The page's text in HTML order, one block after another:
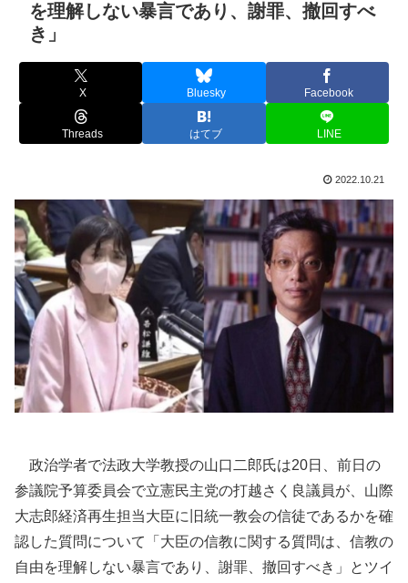
を理解しない暴言であり、謝罪、撤回すべ
き」
X Bluesky Facebook
Threads はてブ LINE
2022.10.21
政治学者で法政大学教授の山口二郎氏は20日、前日の
参議院予算委員会で立憲民主党の打越さく良議員が、山際
大志郎経済再生担当大臣に旧統一教会の信徒であるかを確
認した質問について「大臣の信教に関する質問は、信教の
自由を理解しない暴言であり、謝罪、撤回すべき」とツイ